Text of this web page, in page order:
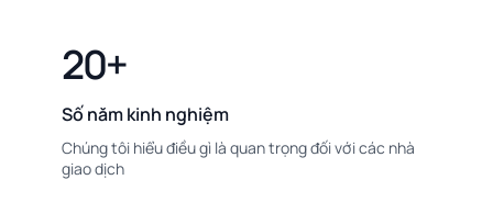
20+
Số năm kinh nghiệm
Chúng tôi hiểu điều gì là quan trọng đối với các nhà
giao dịch